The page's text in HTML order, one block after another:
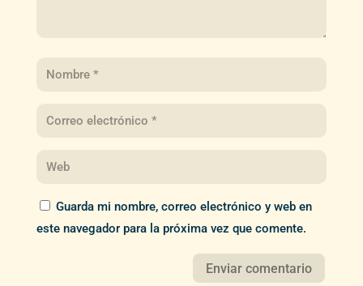
Guarda mi nombre, correo electrónico y web en
este navegador para la próxima vez que comente.